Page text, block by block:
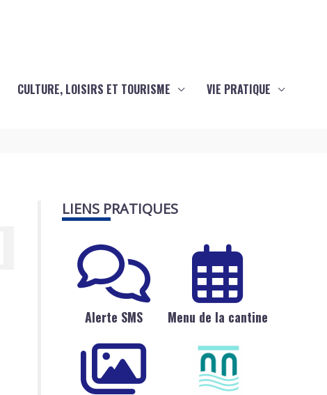
CULTURE, LOISIRS ET TOURISME VIE PRATIQUE
LIENS PRATIQUES
Alerte SMS Menu de la cantine